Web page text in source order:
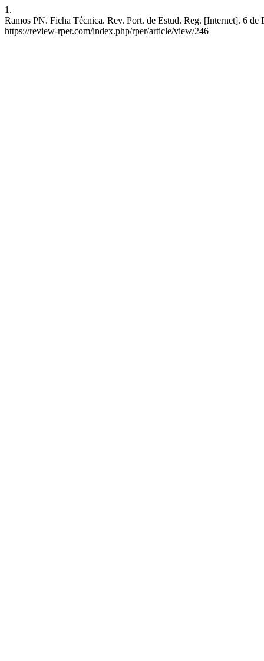
1.
Ramos PN. Ficha Técnica. Rev. Port. de Estud. Reg. [Internet]. 6
https://review-rper.com/index.php/rper/article/view/246